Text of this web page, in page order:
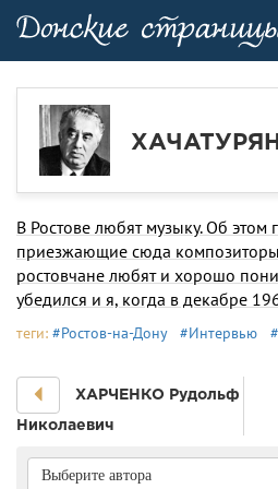
В Ростове любят музыку. Об этом
приезжающие сюда
ростовчане любят и хорошо
убедился и я, когда в декабре
теги: #Ростов-на-Дону #Интервью
ХАРЧЕНКО Рудольф
Николаевич
Выберите автора